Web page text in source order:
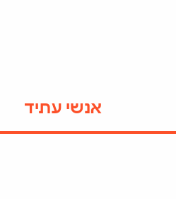
אנשי עתיד